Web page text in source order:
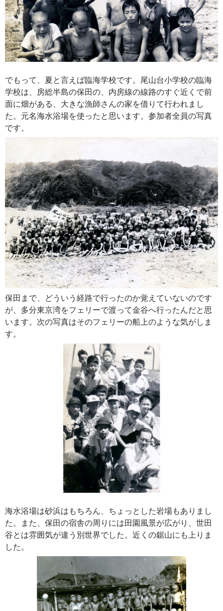
でもって、夏と言えば臨海学校です。尾山台小学校の臨海
学校は、房総半島の保田の、内房線の線路のすぐ近くで前
面に畑がある、大きな漁師さんの家を借りて行われまし
た。元名海水浴場を使ったと思います。参加者全員の写真
です。
保田まで、どういう経路で行ったのか覚えていないのです
が、多分東京湾をフェリーで渡って金谷へ行ったんだと思
います。次の写真はそのフェリーの船上のような気がしま
す。
海水浴場は砂浜はもちろん、ちょっとした岩場もありまし
た。また、保田の宿舎の周りには田園風景が広がり、世田
谷とは雰囲気が違う別世界でした。近くの鋸山にも上りま
した。